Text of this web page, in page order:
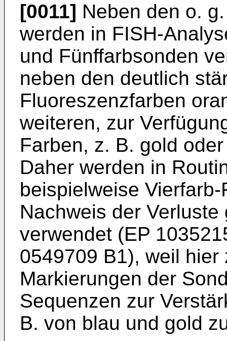
[0011] Neben den o.
werden in FISH-
und Fünffarbsonden
neben den deutlich
Fluoreszenzfarben
weiteren, zur
Farben, z. B. gold
Daher werden in
beispielweise
Nachweis der
verwendet (EP
0549709 B1), weil hier
Markierungen der
Sequenzen zur
B. von blau und gold